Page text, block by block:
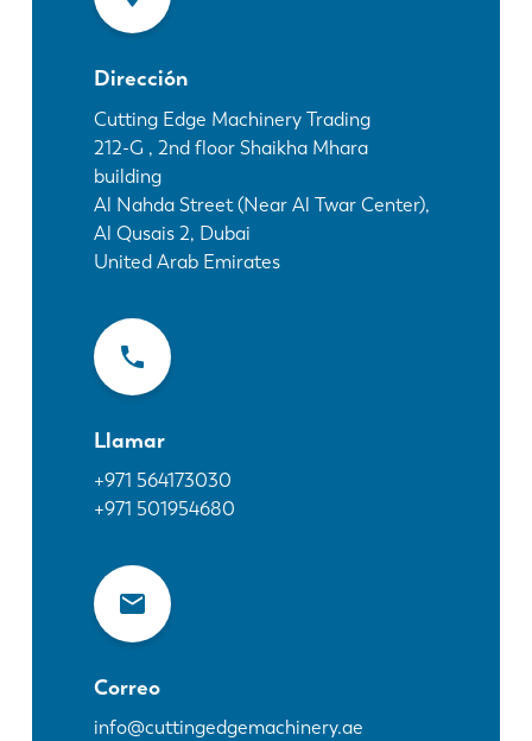
Dirección
Cutting Edge Machinery Trading
212-G , 2nd floor Shaikha Mhara
building
Al Nahda Street (Near Al Twar Center),
Al Qusais 2, Dubai
United Arab Emirates
Llamar
+971 564173030
+971 501954680
Correo
info@cuttingedgemachinery.ae
Descubra LVD
Testimonios
Eventos
Centro de recursos
Industrias y soluciones
Vacantes